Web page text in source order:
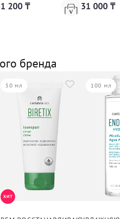
200 ₸ 31 000 ₸
бренда
50 мл 100 мл